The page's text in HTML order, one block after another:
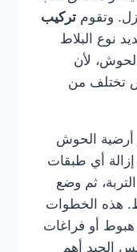
وتقوم تركيب
نوع البلاط
لأن
تختلف من
أرضية الحوش
أي طبقات
ثم وضع
هذه الخطوات
أو فراغات
الجيد أهم